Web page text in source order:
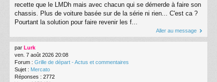
recette que le LMDh mais avec chacun qui se démerde à faire son
chassis. Plus de voiture basée sur de la série ni rien... C'est ca ?
Pourtant la solution pour faire revenir les f...
Aller au message
par Lurk
ven. 7 août 2026 20:08
Forum : Grille de départ - Actus et commentaires
Sujet : Mercato
Réponses : 2772